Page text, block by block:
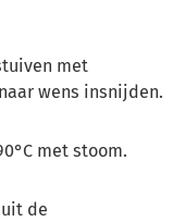
met
wens insnijden.
met stoom.
de